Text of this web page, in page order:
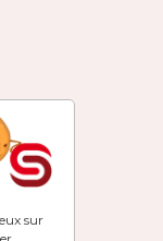
sur